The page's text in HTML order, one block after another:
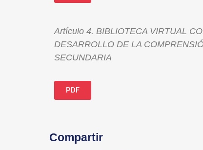
Artículo 4. BIBLIOTECA VIRTUAL
DESARROLLO DE LA
SECUNDARIA
PDF
Compartir